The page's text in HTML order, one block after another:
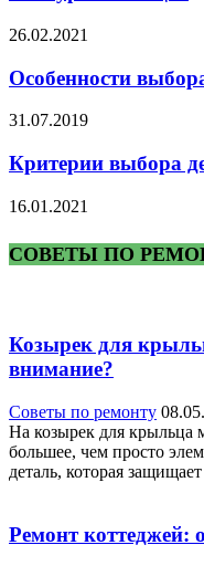
26.02.2021
Особенности
31.07.2019
Критерии выбора
16.01.2021
СОВЕТЫ ПО
Козырек для
внимание?
Советы по ремонту
На козырек для крыльца
большее, чем просто
деталь, которая
Ремонт коттеджей: